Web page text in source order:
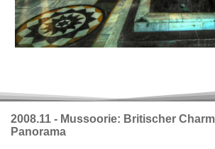
2008.11 - Mussoorie: Britischer
Panorama